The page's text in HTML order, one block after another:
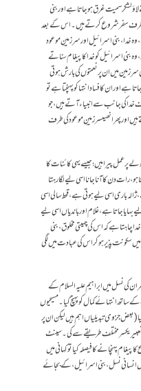
لشکر سمیت غرق ہوجاتا ہے اور بنی
طرف سفر شروع کرتے ہیں۔ اس کے بعد
وہ خدا، بنی اسرائیل اور سرزمینِ موعود
بنی اسرائیل کو خدا کا پیغام سناتے
سرزمین میں ان پر نعمتوں کی بارش ہوتی
ہے اور ان کا فساد انتہا کو پہنچتا ہے تو
خدا کی جانب سے انبیاء آتے ہیں ، جو
اور پھر انھیںسرزمینِ موعود کی طرف
پر عمل پیرا ہیں؛ جیسے یہی کائنات کا
رات دن کا آنا جانا اسی لیے لگا رہتا
باری اسی لیے ہوتی ہے، قحط سالی اسی
جاتا ہے، غلام اور باندیاں اسی لیے
ہے کہ اس کی چہیتی مخلوق، بنی
سکونت پذیر ہوکر اس کی عبادت میں لگی
ان کی نسل میں ابراہیم علیہ السلام کے
کے ساتھ انتہائے کمال کو پہنچ گیا۔ مسیحیوں
(بعض جزوی تبدیلیاں اہم ہیں لیکن ان پر
یکسر مختلف طریقے سے کی۔ سینٹ
پہنچانے کا فیصلہ کیا تو کہانی میں
انسانی نسل ، بنی اسرائیل، کے بجائے